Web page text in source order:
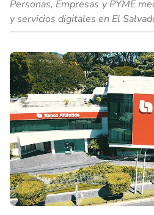
Personas, Empresas y PYME
y servicios digitales en El